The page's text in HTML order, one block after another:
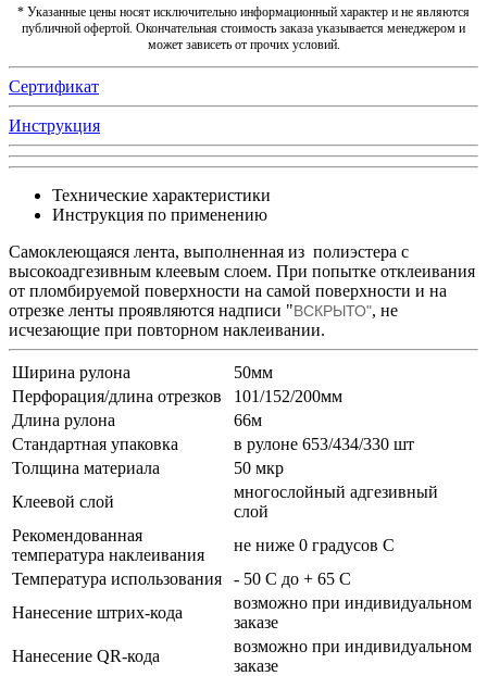
* Указанные цены носят исключительно информационный характер и не являются
публичной офертой. Окончательная стоимость заказа указывается менеджером и
может зависеть от прочих условий.
Сертификат
Инструкция
Технические характеристики
Инструкция по применению
Самоклеющаяся лента, выполненная из полиэстера с
высокоадгезивным клеевым слоем. При попытке отклеивания
от пломбируемой поверхности на самой поверхности и на
отрезке ленты проявляются надписи "ВСКРЫТО", не
исчезающие при повторном наклеивании.
Ширина рулона
50мм
Перфорация/длина отрезков
101/152/200мм
Длина рулона
66м
Стандартная упаковка
в рулоне 653/434/330 шт
Толщина материала
50 мкр
Клеевой слой
многослойный адгезивный
слой
Рекомендованная
температура наклеивания
не ниже 0 градусов С
Температура использования
- 50 С до + 65 С
Нанесение штрих-кода
возможно при индивидуальном
заказе
Нанесение QR-кода
возможно при индивидуальном
заказе